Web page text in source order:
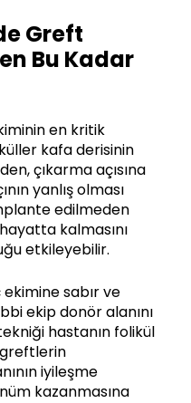
Greft
Bu Kadar
en kritik
kafa derisinin
çıkarma açısına
yanlış olması
edilmeden
kalmasını
etkileyebilir.
sabır ve
ekip donör alanını
hastanın folikül
greftlerin
iyileşme
kazanmasına